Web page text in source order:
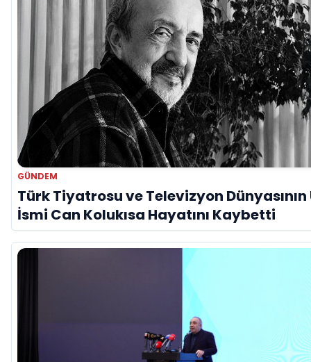
GÜNDEM
Türk Tiyatrosu ve Televizyon Dünyasının
İsmi Can Kolukısa Hayatını Kaybetti